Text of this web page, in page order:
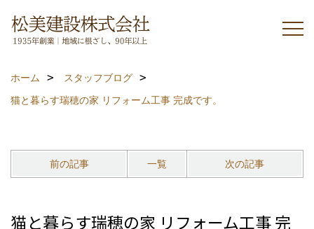
ホーム
スタッフブログ
猫と暮らす瑞穂の家 リフォーム工事 完成です。
前の記事 一覧 次の記事
猫と暮らす瑞穂の家 リフォーム工事 完